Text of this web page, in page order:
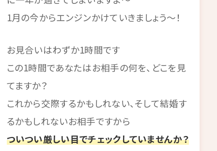
1月の今からエンジンかけていきましょう～！
お見合いはわずか1時間です
この1時間であなたはお相手の何を、どこを見
てますか？
これから交際するかもしれない、そして結婚す
るかもしれないお相手ですから
ついつい厳しい目でチェックしていませんか？